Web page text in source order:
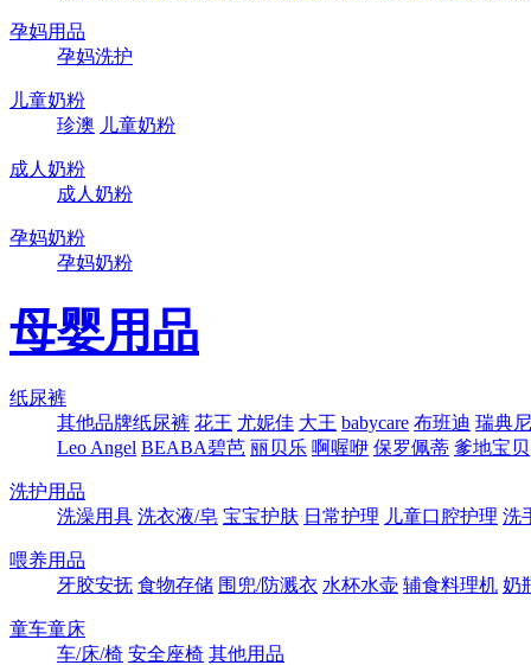
孕妈用品
孕妈洗护
儿童奶粉
珍澳 儿童奶粉
成人奶粉
成人奶粉
孕妈奶粉
孕妈奶粉
母婴用品
纸尿裤
其他品牌纸尿裤 花王 尤妮佳 大王 babycare 布班迪 瑞典
Leo Angel BEABA碧芭 丽贝乐 啊喔咿 保罗佩蒂 爹地宝贝
洗护用品
洗澡用具 洗衣液/皂 宝宝护肤 日常护理 儿童口腔护理 洗
喂养用品
牙胶安抚 食物存储 围兜/防溅衣 水杯水壶 辅食料理机 奶
童车童床
车/床/椅 安全座椅 其他用品